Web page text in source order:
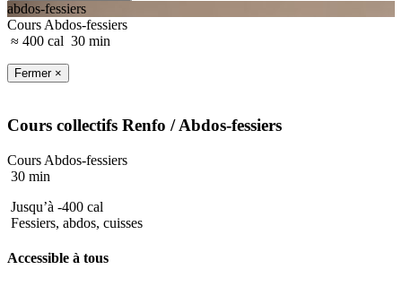
abdos-fessiers
Cours Abdos-fessiers
≈ 400 cal 30 min
Fermer ×
Cours collectifs Renfo / Abdos-fessiers
Cours Abdos-fessiers
30 min
Jusqu’à -400 cal
Fessiers, abdos, cuisses
Accessible à tous